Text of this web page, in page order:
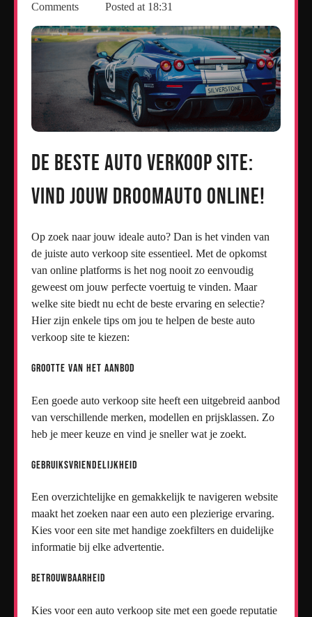
Comments
Posted at 18:31
De Beste Auto Verkoop Site:
Vind Jouw Droomauto Online!
Op zoek naar jouw ideale auto? Dan is het vinden van
de juiste auto verkoop site essentieel. Met de opkomst
van online platforms is het nog nooit zo eenvoudig
geweest om jouw perfecte voertuig te vinden. Maar
welke site biedt nu echt de beste ervaring en selectie?
Hier zijn enkele tips om jou te helpen de beste auto
verkoop site te kiezen:
Grootte van het aanbod
Een goede auto verkoop site heeft een uitgebreid aanbod
van verschillende merken, modellen en prijsklassen. Zo
heb je meer keuze en vind je sneller wat je zoekt.
Gebruiksvriendelijkheid
Een overzichtelijke en gemakkelijk te navigeren website
maakt het zoeken naar een auto een plezierige ervaring.
Kies voor een site met handige zoekfilters en duidelijke
informatie bij elke advertentie.
Betrouwbaarheid
Kies voor een auto verkoop site met een goede reputatie